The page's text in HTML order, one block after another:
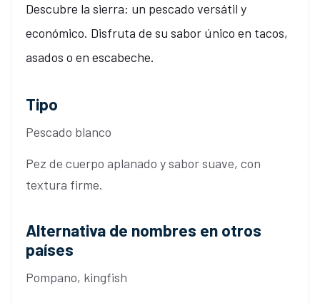
Descubre la sierra: un pescado versátil y
económico. Disfruta de su sabor único en tacos,
asados o en escabeche.
Tipo
Pescado blanco
Pez de cuerpo aplanado y sabor suave, con
textura firme.
Alternativa de nombres en otros
países
Pompano, kingfish